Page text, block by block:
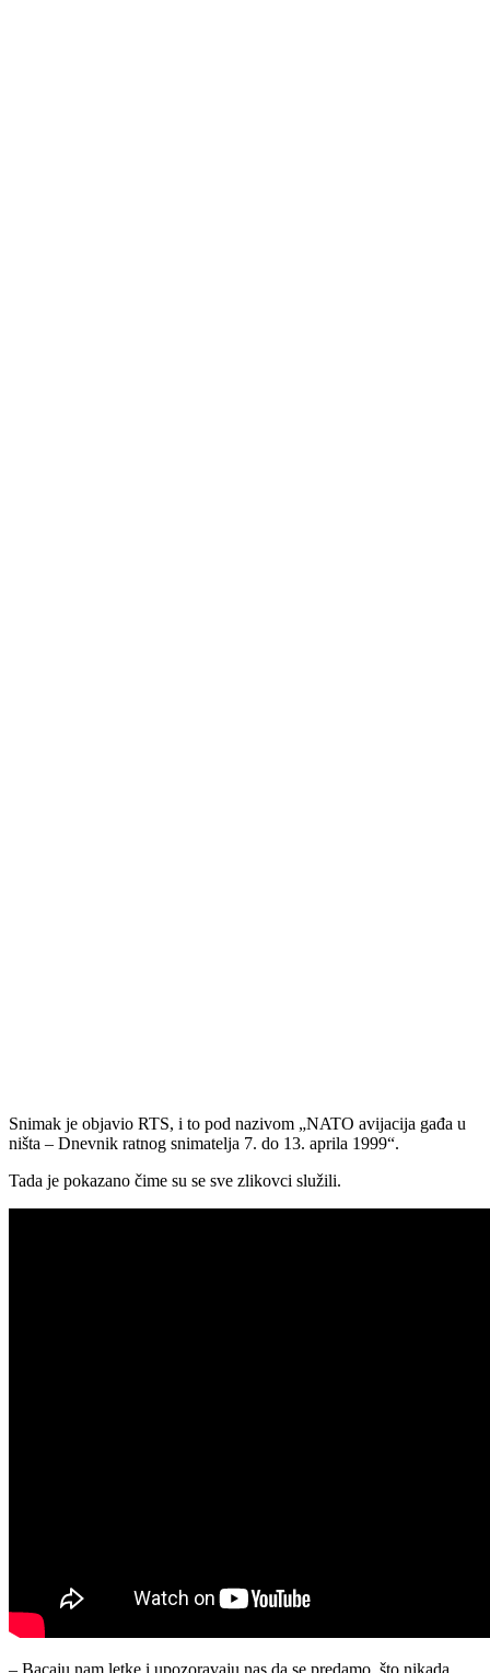
Snimak je objavio RTS, i to pod nazivom „NATO avijacija gađa u
ništa – Dnevnik ratnog snimatelja 7. do 13. aprila 1999“.
Tada je pokazano čime su se sve zlikovci služili.